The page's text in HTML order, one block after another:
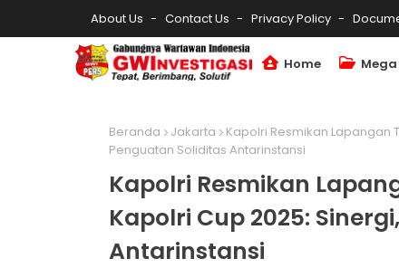
About Us Contact Us Privacy Policy
Home
Beranda Jakarta
Kapolri Resmikan Lapangan
Penguatan Soliditas Antarinstansi
Kapolri Resmikan
Kapolri Cup 2025:
Antarinstansi